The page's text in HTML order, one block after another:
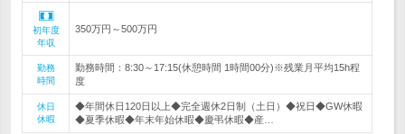
初年度
年収
350万円～500万円
勤務
時間
勤務時間：8:30～17:15(休憩時間 1時間00分)※残業月平均15h程
度
休日
休暇
◆年間休日120日以上◆完全週休2日制（土日）◆祝日◆GW休暇
◆夏季休暇◆年末年始休暇◆慶弔休暇◆産…